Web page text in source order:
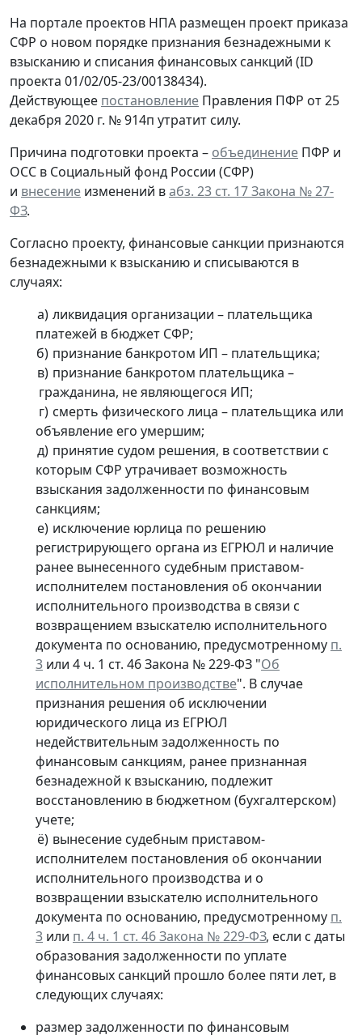
На портале проектов НПА размещен проект приказа
СФР о новом порядке признания безнадежными к
взысканию и списания финансовых санкций (ID
проекта 01/02/05-23/00138434).
Действующее постановление Правления ПФР от 25
декабря 2020 г. № 914п утратит силу.
Причина подготовки проекта – объединение ПФР и
ОСС в Социальный фонд России (СФР)
и внесение изменений вабз. 23 ст. 17 Закона № 27-
ФЗ.
Согласно проекту, финансовые санкции признаются
безнадежными к взысканию и списываются в
случаях:
ликвидация организации – плательщика
платежей в бюджет СФР;
признание банкротом ИП – плательщика;
признание банкротом плательщика –
гражданина, не являющегося ИП;
смерть физического лица – плательщика или
объявление его умершим;
принятие судом решения, в соответствии с
которым СФР утрачивает возможность
взыскания задолженности по финансовым
санкциям;
исключение юрлица по решению
регистрирующего органа из ЕГРЮЛ и наличие
ранее вынесенного судебным приставом-
исполнителем постановления об окончании
исполнительного производства в связи с
возвращением взыскателю исполнительного
документа по основанию, предусмотренному п.
3 или 4 ч. 1 ст. 46 Закона № 229-ФЗ "Об
исполнительном производстве". В случае
признания решения об исключении
юридического лица из ЕГРЮЛ
недействительным задолженность по
финансовым санкциям, ранее признанная
безнадежной к взысканию, подлежит
восстановлению в бюджетном (бухгалтерском)
учете;
вынесение судебным приставом-
исполнителем постановления об окончании
исполнительного производства и о
возвращении взыскателю исполнительного
документа по основанию, предусмотренному п.
3 или п. 4 ч. 1 ст. 46 Закона № 229-ФЗ, если с даты
образования задолженности по уплате
финансовых санкций прошло более пяти лет, в
следующих случаях:
размер задолженности по финансовым